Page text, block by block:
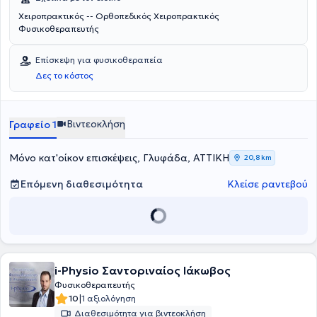
Χειροπρακτικός -- Ορθοπεδικός Χειροπρακτικός
Φυσικοθεραπευτής
Επίσκεψη για φυσικοθεραπεία
Δες το κόστος
Γραφείο 1 Βιντεοκλήση
Μόνο κατ'οίκον επισκέψεις, Γλυφάδα, ΑΤΤΙΚΗ 20,8 km
Επόμενη διαθεσιμότητα Κλείσε ραντεβού
i-Physio Σαντοριναίος Ιάκωβος
Φυσικοθεραπευτής
10|1 αξιολόγηση
Διαθεσιμότητα για βιντεοκλήση